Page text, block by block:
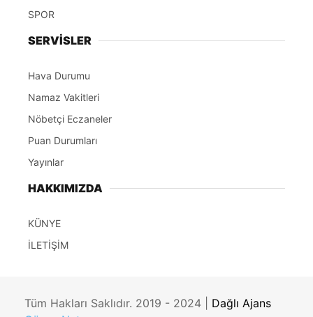
SPOR
SERVİSLER
Hava Durumu
Namaz Vakitleri
Nöbetçi Eczaneler
Puan Durumları
Yayınlar
HAKKIMIZDA
KÜNYE
İLETİŞİM
Tüm Hakları Saklıdır. 2019 - 2024 | Dağlı Ajans